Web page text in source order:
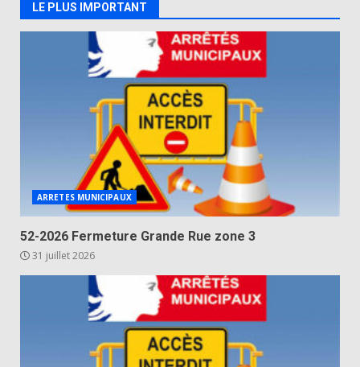
LE PLUS IMPORTANT
ARRETES MUNICIPAUX
52-2026 Fermeture Grande Rue zone 3
31 juillet 2026